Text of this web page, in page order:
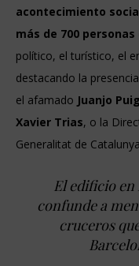
acontecimiento
más de 700
político, el turístico, el
destacando la
el afamado Juanjo
Xavier Trias, o la
Generalitat de
El edificio
confunde a
cruceros